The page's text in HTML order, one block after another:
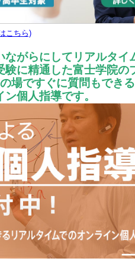
こちら)
ながらにしてリアルタイ
に精通した富士学院の
場ですぐに質問もできる
個人指導です。